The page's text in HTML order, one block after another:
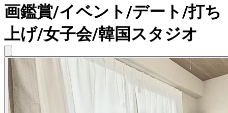
画鑑賞/イベント/デート/打ち
上げ/女子会/韓国スタジオ